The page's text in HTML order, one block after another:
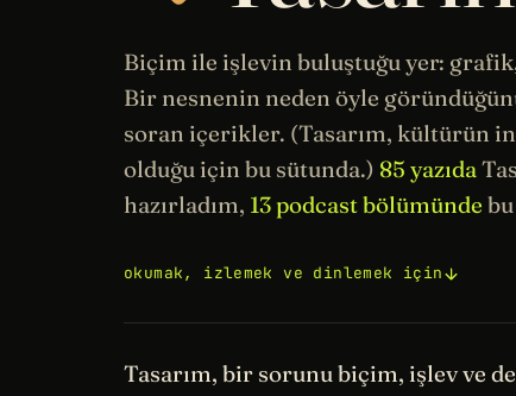
Biçim ile işlevin buluştuğu yer:
Bir nesnenin neden öyle
soran içerikler. (Tasarım, kültürün
olduğu için bu sütunda.) 85 yazıda
hazırladım, 13 podcast bölümünde
okumak, izlemek ve dinlemek için
Tasarım, bir sorunu biçim, işlev ve